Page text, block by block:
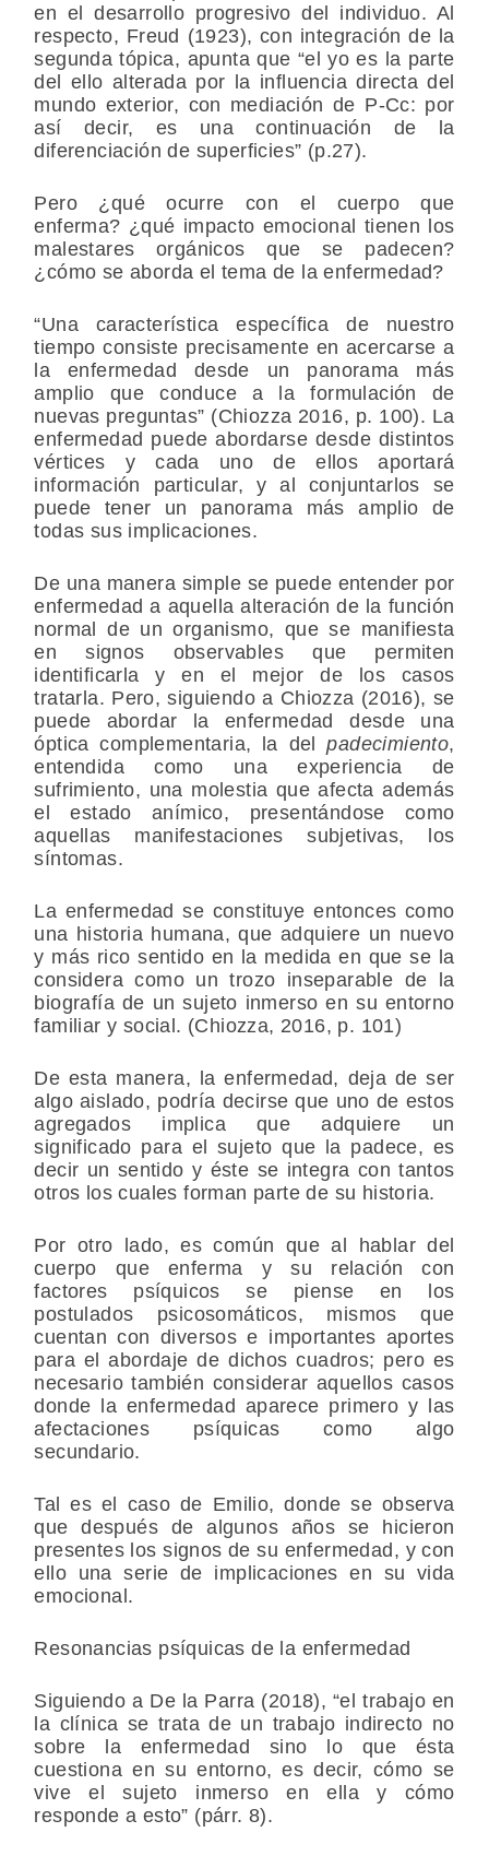
en el desarrollo progresivo del individuo. Al
respecto, Freud (1923), con integración de la
segunda tópica, apunta que “el yo es la parte
del ello alterada por la influencia directa del
mundo exterior, con mediación de P-Cc: por
así decir, es una continuación de la
diferenciación de superficies” (p.27).
Pero ¿qué ocurre con el cuerpo que
enferma? ¿qué impacto emocional tienen los
malestares orgánicos que se padecen?
¿cómo se aborda el tema de la enfermedad?
“Una característica específica de nuestro
tiempo consiste precisamente en acercarse a
la enfermedad desde un panorama más
amplio que conduce a la formulación de
nuevas preguntas” (Chiozza 2016, p. 100). La
enfermedad puede abordarse desde distintos
vértices y cada uno de ellos aportará
información particular, y al conjuntarlos se
puede tener un panorama más amplio de
todas sus implicaciones.
De una manera simple se puede entender por
enfermedad a aquella alteración de la función
normal de un organismo, que se manifiesta
en signos observables que permiten
identificarla y en el mejor de los casos
tratarla. Pero, siguiendo a Chiozza (2016), se
puede abordar la enfermedad desde una
óptica complementaria, la delpadecimiento,
entendida como una experiencia de
sufrimiento, una molestia que afecta además
el estado anímico, presentándose como
aquellas manifestaciones subjetivas, los
síntomas.
La enfermedad se constituye entonces como
una historia humana, que adquiere un nuevo
y más rico sentido en la medida en que se la
considera como un trozo inseparable de la
biografía de un sujeto inmerso en su entorno
familiar y social. (Chiozza, 2016, p. 101)
De esta manera, la enfermedad, deja de ser
algo aislado, podría decirse que uno de estos
agregados implica que adquiere un
significado para el sujeto que la padece, es
decir un sentido y éste se integra con tantos
otros los cuales forman parte de su historia.
Por otro lado, es común que al hablar del
cuerpo que enferma y su relación con
factores psíquicos se piense en los
postulados psicosomáticos, mismos que
cuentan con diversos e importantes aportes
para el abordaje de dichos cuadros; pero es
necesario también considerar aquellos casos
donde la enfermedad aparece primero y las
afectaciones psíquicas como algo
secundario.
Tal es el caso de Emilio, donde se observa
que después de algunos años se hicieron
presentes los signos de su enfermedad, y con
ello una serie de implicaciones en su vida
emocional.
Resonancias psíquicas de la enfermedad
Siguiendo a De la Parra (2018), “el trabajo en
la clínica se trata de un trabajo indirecto no
sobre la enfermedad sino lo que ésta
cuestiona en su entorno, es decir, cómo se
vive el sujeto inmerso en ella y cómo
responde a esto” (párr. 8).